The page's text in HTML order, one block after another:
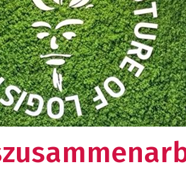
Hoflieferant
Awards
Zertifizierungen